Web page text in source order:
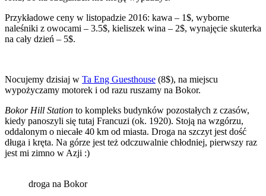
Przykładowe ceny w listopadzie 2016: kawa – 1$, wyborne
naleśniki z owocami – 3.5$, kieliszek wina – 2$, wynajęcie skuterka
na cały dzień – 5$.
Nocujemy dzisiaj w Ta Eng Guesthouse (8$), na miejscu
wypożyczamy motorek i od razu ruszamy na Bokor.
Bokor Hill Station to kompleks budynków pozostałych z czasów,
kiedy panoszyli się tutaj Francuzi (ok. 1920). Stoją na wzgórzu,
oddalonym o niecałe 40 km od miasta. Droga na szczyt jest dość
długa i kręta. Na górze jest też odczuwalnie chłodniej, pierwszy raz
jest mi zimno w Azji :)
droga na Bokor